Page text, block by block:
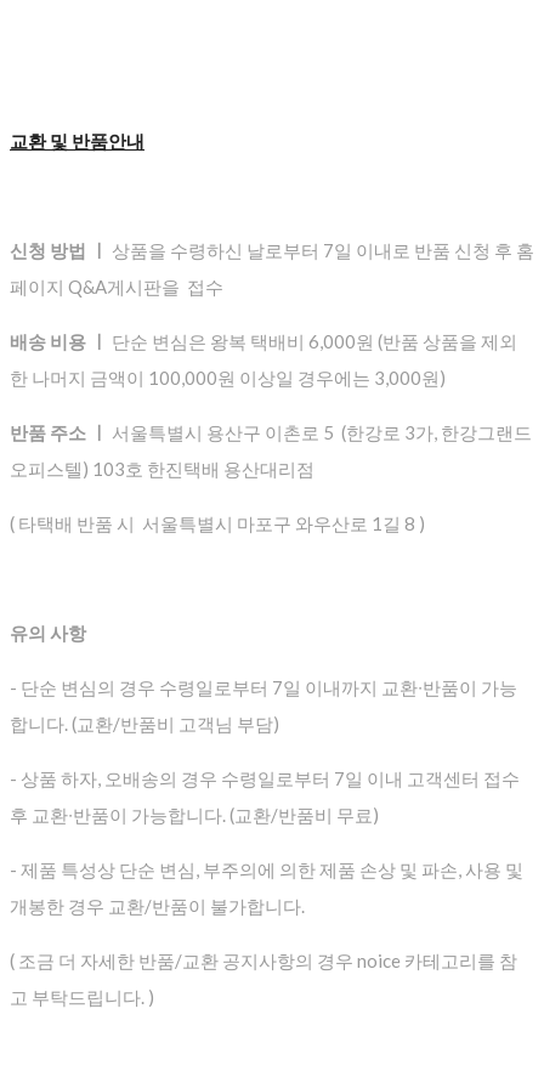
교환 및 반품안내
신청 방법 ㅣ 상품을 수령하신 날로부터 7일 이내로 반품 신청 후 홈
페이지 Q&A게시판을 접수
배송 비용 ㅣ
단순 변심은 왕복 택배비 6,000원 (반품 상품을 제외
한 나머지 금액이 100,000원 이상일 경우에는 3,000원)
반품 주소 ㅣ 서울특별시 용산구 이촌로 5 (한강로 3가, 한강그랜드
오피스텔) 103호 한진택배 용산대리점
( 타택배 반품 시 서울특별시 마포구 와우산로 1길 8 )
유의 사항
- 단순 변심의 경우 수령일로부터 7일 이내까지 교환∙반품이 가능
합니다. (교환/반품비 고객님 부담)
- 상품 하자, 오배송의 경우 수령일로부터 7일 이내 고객센터 접수
후 교환∙반품이 가능합니다. (교환/반품비 무료)
- 제품 특성상 단순 변심, 부주의에 의한 제품 손상 및 파손, 사용 및
개봉한 경우 교환/반품이 불가합니다.
( 조금 더 자세한 반품/교환 공지사항의 경우 noice 카테고리를 참
고 부탁드립니다. )